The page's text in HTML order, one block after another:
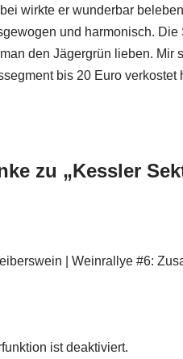
wirkte er wunderbar
und harmonisch.
den Jägergrün lieben. Mir
bis 20 Euro
zu „Kessler
| Weinrallye #6:
ist deaktiviert.